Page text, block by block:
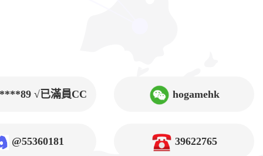
√已滿員CC hogamehk
@55360181 39622765